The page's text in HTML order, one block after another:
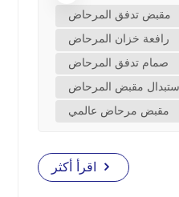
قطعة صغيرة، ولكنه في
وهو مُتصل بقضيب رفع أو
الضغط عليه، يسحب غطاء صمام
من الخزان إلى المرحاض
سيساعدك على تشغيلها يدويًا
1. اسحب السلسلة داخل خزان المرحاض أولاً،
من البلاستيك أو الفولاذ
لأعلى بيدك. يفتح هذا صمام
مقبض تدفق المرحاض
رافعة خزان المرحاض
صمام تدفق المرحاض
استبدال مقبض المرحاض
مقبض مرحاض عالمي
اقرأ أكثر